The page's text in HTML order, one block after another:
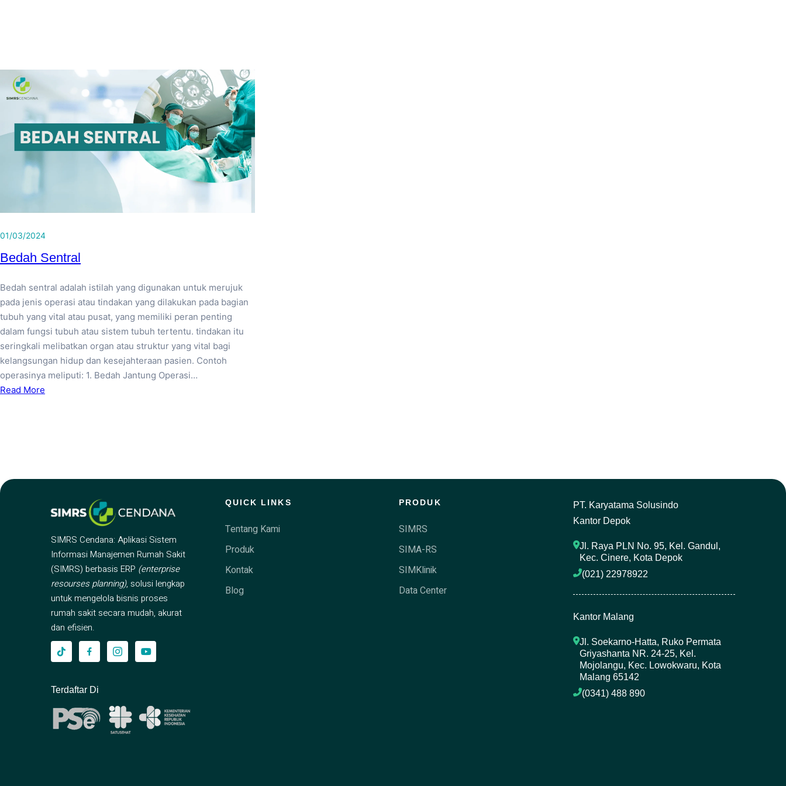
01/03/2024
Bedah Sentral
Bedah sentral adalah istilah yang digunakan untuk merujuk
pada jenis operasi atau tindakan yang dilakukan pada bagian
tubuh yang vital atau pusat, yang memiliki peran penting
dalam fungsi tubuh atau sistem tubuh tertentu. tindakan itu
seringkali melibatkan organ atau struktur yang vital bagi
kelangsungan hidup dan kesejahteraan pasien. Contoh
operasinya meliputi: 1. Bedah Jantung Operasi…
Read More
SIMRS Cendana: Aplikasi Sistem
Informasi Manajemen Rumah Sakit
(SIMRS) berbasis ERP (enterprise
resourses planning), solusi lengkap
untuk mengelola bisnis proses
rumah sakit secara mudah, akurat
dan efisien.
Terdaftar Di
QUICK LINKS
Tentang Kami
Produk
Kontak
Blog
PRODUK
SIMRS
SIMA-RS
SIMKlinik
Data Center
PT. Karyatama Solusindo
Kantor Depok
Jl. Raya PLN No. 95, Kel. Gandul,
Kec. Cinere, Kota Depok
(021) 22978922
Kantor Malang
Jl. Soekarno-Hatta, Ruko Permata
Griyashanta NR. 24-25, Kel.
Mojolangu, Kec. Lowokwaru, Kota
Malang 65142
(0341) 488 890